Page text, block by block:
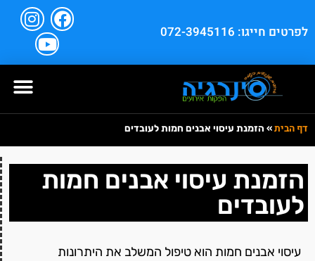
לפרטים חייגו: 072-3945116
דף הבית» הזמנת עיסוי אבנים חמות לעובדים
הזמנת עיסוי אבנים חמות
לעובדים
עיסוי אבנים חמות הוא טיפול המשלב את היתרונות